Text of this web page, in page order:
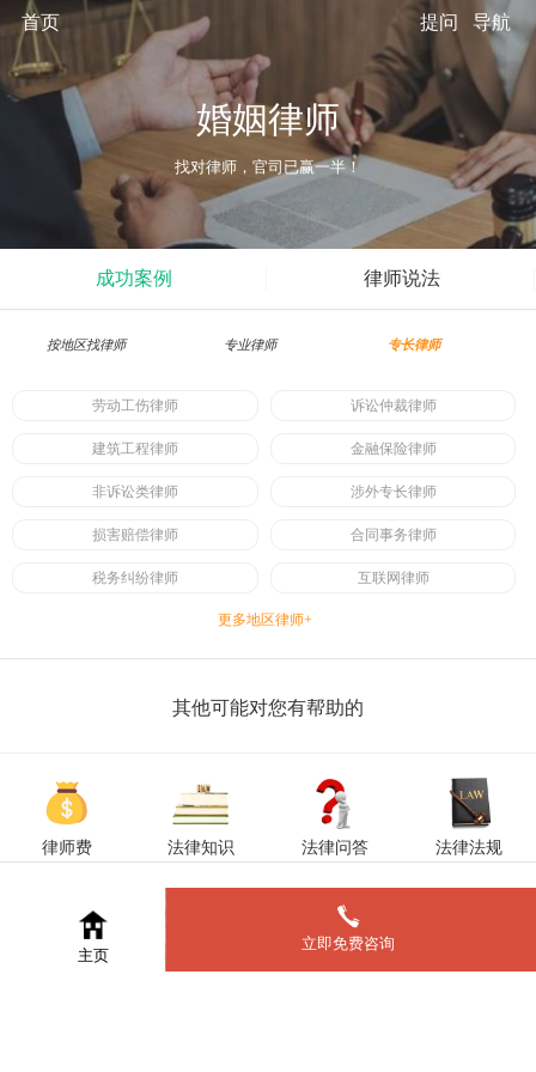
首页 导航
提问
婚姻律师
找对律师，官司已赢一半！
成功案例 律师说法
按地区找律师 专业律师 专长律师
劳动工伤律师 诉讼仲裁律师
建筑工程律师 金融保险律师
非诉讼类律师 涉外专长律师
损害赔偿律师 合同事务律师
税务纠纷律师 互联网律师
更多地区律师+
其他可能对您有帮助的
律师费 法律知识 法律问答 法律法规
主页
立即免费咨询